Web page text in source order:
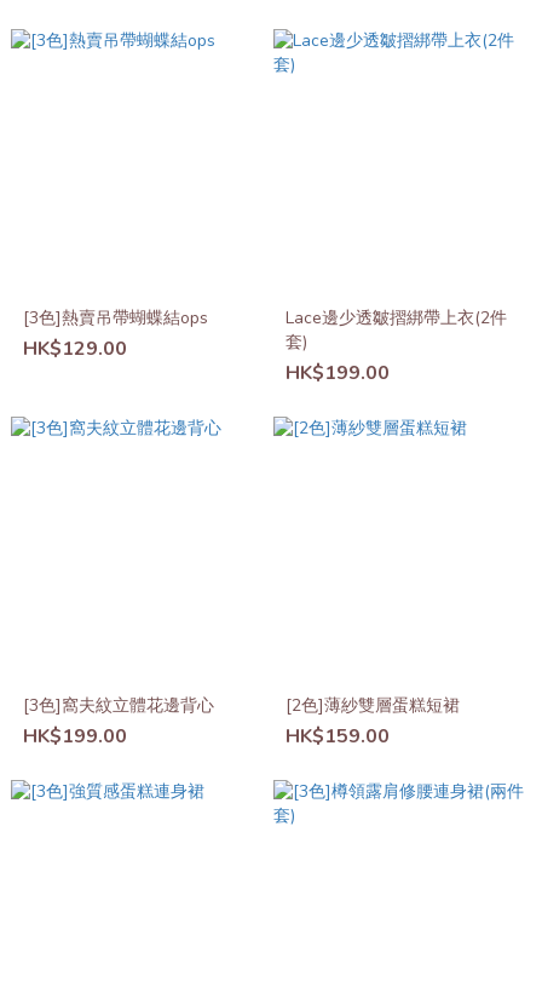
[3色]熱賣吊帶蝴蝶結ops
HK$129.00
Lace邊少透皺摺綁帶上衣(2件
套)
HK$199.00
[3色]窩夫紋立體花邊背心
HK$199.00
[2色]薄紗雙層蛋糕短裙
HK$159.00